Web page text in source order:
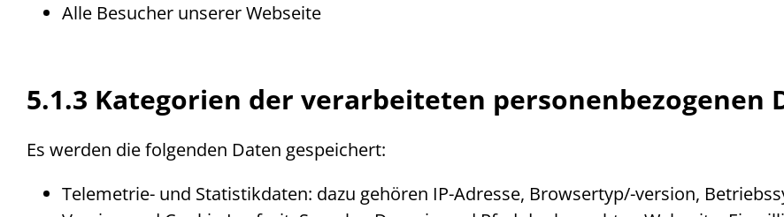
Alle Besucher unserer Webseite
5.1.3 Kategorien der verarbeiteten personenbezogenen
Es werden die folgenden Daten gespeichert:
Telemetrie- und Statistikdaten: dazu gehören IP-Adresse, Browsertyp/-version,